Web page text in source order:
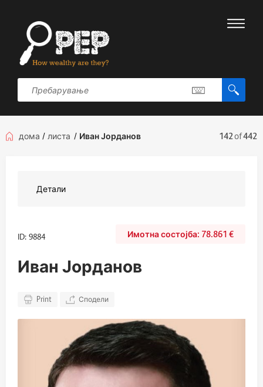
дома / листа / Иван Јорданов 142of442
Детали
ID: 9884 78.861 €
Иван Јорданов
Print Сподели